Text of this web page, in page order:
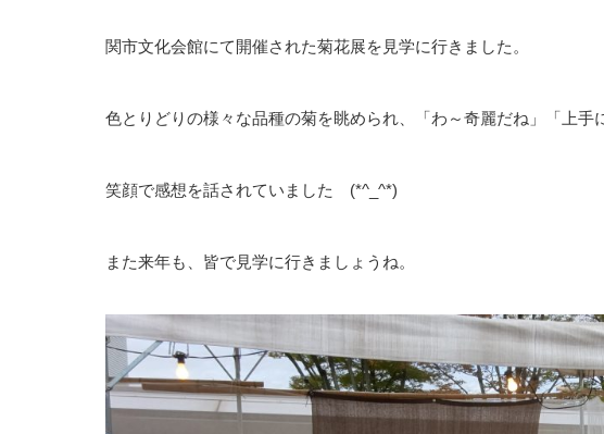
関市文化会館にて開催された菊花展を見学に行きました。
色とりどりの様々な品種の菊を眺められ、「わ～奇麗だね」「上手
笑顔で感想を話されていました (*^_^*)
また来年も、皆で見学に行きましょうね。